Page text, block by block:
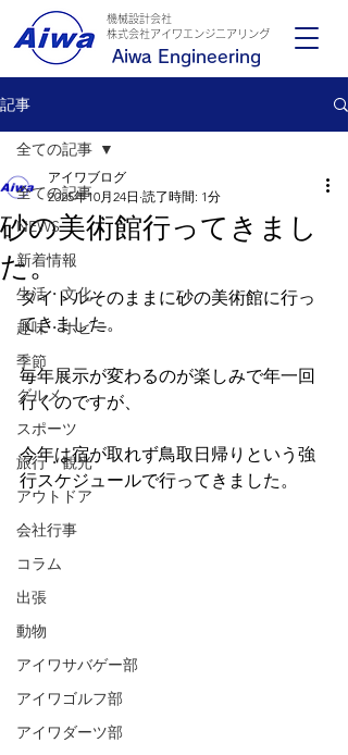
Aiwa Engineering
機械設計会社
​株式会社アイワエンジニアリング
記事
全ての記事
NEWS
新着情報
生活・文化
趣味・ホビー
季節
グルメ
スポーツ
旅行・観光
アウトドア
会社行事
コラム
出張
動物
アイワサバゲー部
アイワゴルフ部
アイワダーツ部
全ての記事
砂の美術館行ってきまし
た。
アイワブログ
2025年10月24日 読了時間: 1分
タイトルそのままに砂の美術館に行っ
てきました。
毎年展示が変わるのが楽しみで年一回
行くのですが、
今年は宿が取れず鳥取日帰りという強
行スケジュールで行ってきました。